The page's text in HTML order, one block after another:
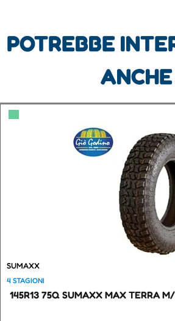
POTREBBE
ANCHE
▀
SUMAXX
4 STAGIONI
145R13 75Q SUMAXX MAX TERRA